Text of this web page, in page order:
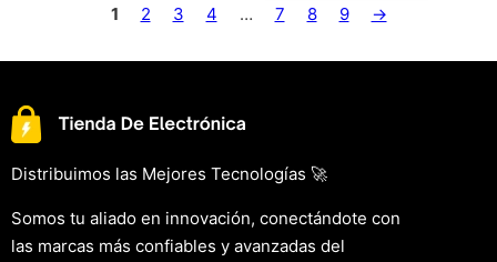
1
2 3 4 … 7 8 9 →
Distribuimos las Mejores Tecnologías 🚀
Somos tu aliado en innovación, conectándote con
las marcas más confiables y avanzadas del